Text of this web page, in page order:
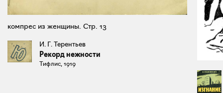
компрес из женщины. Стр. 13
И. Г. Терентьев
Рекорд нежности
Тифлис, 1919